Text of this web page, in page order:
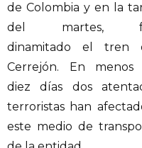
de Colombia y en la
del martes,
dinamitado el tren
Cerrejón. En menos
diez días dos
terroristas han
este medio de